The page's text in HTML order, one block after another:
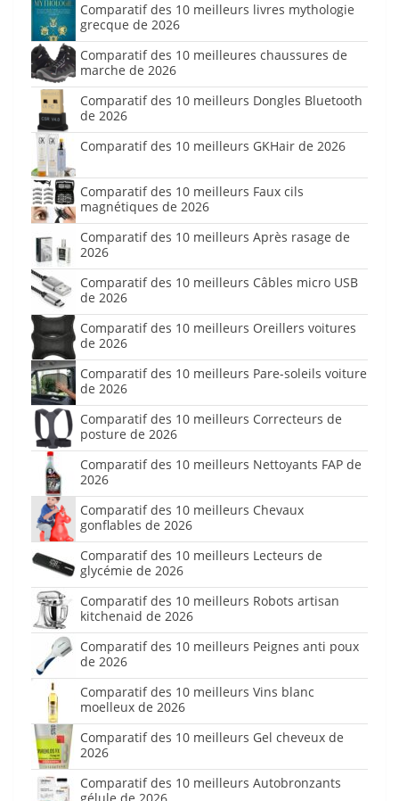
Comparatif des 10 meilleurs livres mythologie
grecque de 2026
Comparatif des 10 meilleures chaussures de
marche de 2026
Comparatif des 10 meilleurs Dongles Bluetooth
de 2026
Comparatif des 10 meilleurs GKHair de 2026
Comparatif des 10 meilleurs Faux cils
magnétiques de 2026
Comparatif des 10 meilleurs Après rasage de
2026
Comparatif des 10 meilleurs Câbles micro USB
de 2026
Comparatif des 10 meilleurs Oreillers voitures
de 2026
Comparatif des 10 meilleurs Pare-soleils voiture
de 2026
Comparatif des 10 meilleurs Correcteurs de
posture de 2026
Comparatif des 10 meilleurs Nettoyants FAP de
2026
Comparatif des 10 meilleurs Chevaux
gonflables de 2026
Comparatif des 10 meilleurs Lecteurs de
glycémie de 2026
Comparatif des 10 meilleurs Robots artisan
kitchenaid de 2026
Comparatif des 10 meilleurs Peignes anti poux
de 2026
Comparatif des 10 meilleurs Vins blanc
moelleux de 2026
Comparatif des 10 meilleurs Gel cheveux de
2026
Comparatif des 10 meilleurs Autobronzants